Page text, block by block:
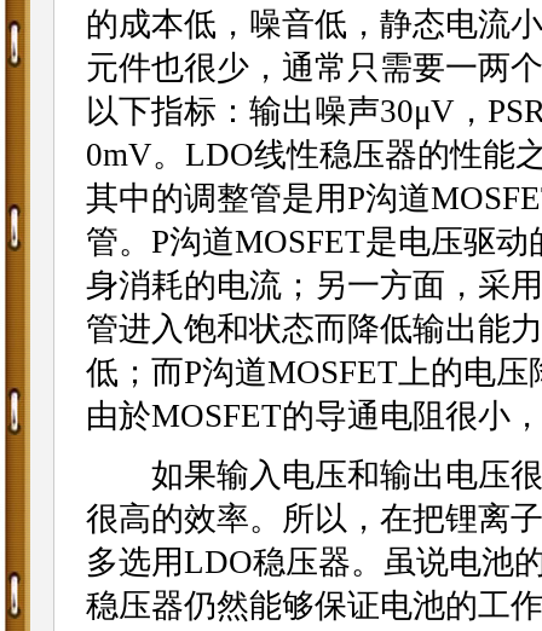
的成本低，噪音低，静态电流
元件也很少，通常只需要一两
以下指标：输出噪声30μV，
0mV。LDO线性稳压器的性能
其中的调整管是用P沟道
管。P沟道MOSFET是电压驱
身消耗的电流；另一方面，采
管进入饱和状态而降低输出能
低；而P沟道MOSFET上的电
由於MOSFET的导通电阻很小
如果输入电压和输出电压很
很高的效率。所以，在把锂离
多选用LDO稳压器。虽说电池
稳压器仍然能够保证电池的工